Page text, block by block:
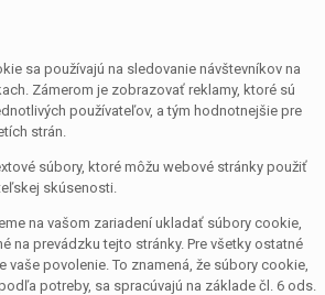
sa používajú na sledovanie návštevníkov na
Zámerom je zobrazovať reklamy, ktoré sú
používateľov, a tým hodnotnejšie pre
strán.
súbory, ktoré môžu webové stránky použiť
skúsenosti.
na vašom zariadení ukladať súbory cookie,
na prevádzku tejto stránky. Pre všetky ostatné
povolenie. To znamená, že súbory cookie,
potreby, sa spracúvajú na základe čl. 6 ods.